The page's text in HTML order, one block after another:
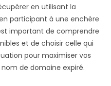
en utilisant la
participant à une enchère
important de comprendre
et de choisir celle qui
pour maximiser vos
de domaine expiré.